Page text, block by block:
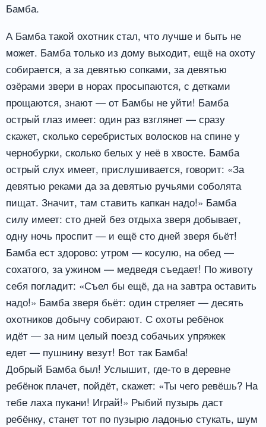
Бамба.
А Бамба такой охотник стал, что лучше и быть не
может. Бамба только из дому выходит, ещё на охоту
собирается, а за девятью сопками, за девятью
озёрами звери в норах просыпаются, с детками
прощаются, знают — от Бамбы не уйти! Бамба
острый глаз имеет: один раз взглянет — сразу
скажет, сколько серебристых волосков на спине у
чернобурки, сколько белых у неё в хвосте. Бамба
острый слух имеет, прислушивается, говорит: «За
девятью реками да за девятью ручьями соболята
пищат. Значит, там ставить капкан надо!» Бамба
силу имеет: сто дней без отдыха зверя добывает,
одну ночь проспит — и ещё сто дней зверя бьёт!
Бамба ест здорово: утром — косулю, на обед —
сохатого, за ужином — медведя съедает! По животу
себя погладит: «Съел бы ещё, да на завтра оставить
надо!» Бамба зверя бьёт: один стреляет — десять
охотников добычу собирают. С охоты ребёнок
идёт — за ним целый поезд собачьих упряжек
едет — пушнину везут! Вот так Бамба!
Добрый Бамба был! Услышит, где-то в деревне
ребёнок плачет, пойдёт, скажет: «Ты чего ревёшь? На
тебе лаха пукани! Играй!» Рыбий пузырь даст
ребёнку, станет тот по пузырю ладонью стукать, шум